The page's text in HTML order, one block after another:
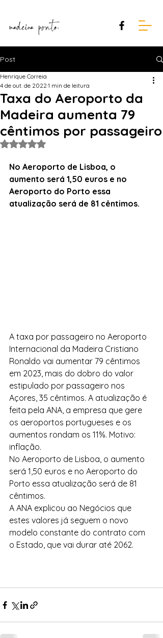
Post
Taxa do Aeroporto da
Madeira aumenta 79
cêntimos por passageiro
Henrique Correia
4 de out. de 2022 1 min de leitura
Avaliado com NaN de 5 estrelas.
No Aeroporto de Lisboa, o
aumento será 1,50 euros e no
Aeroporto do Porto essa
atualização será de 81 cêntimos.
A taxa por passageiro no Aeroporto
Internacional da Madeira Cristiano
Ronaldo vai aumentar 79 cêntimos
em 2023, mais do dobro do valor
estipulado por passageiro nos
Açores, 35 cêntimos. A atualização é
feita pela ANA, a empresa que gere
os aeroportos portugueses e os
aumentos rondam os 11%. Motivo:
inflação.
No Aeroporto de Lisboa, o aumento
será 1,50 euros e no Aeroporto do
Porto essa atualização será de 81
cêntimos.
A ANA explicou ao Negócios que
estes valores já seguem o novo
modelo constante do contrato com
o Estado, que vai durar até 2062.